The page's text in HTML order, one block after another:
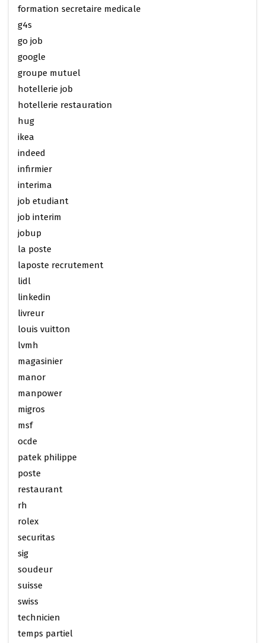
formation secretaire medicale
g4s
go job
google
groupe mutuel
hotellerie job
hotellerie restauration
hug
ikea
indeed
infirmier
interima
job etudiant
job interim
jobup
la poste
laposte recrutement
lidl
linkedin
livreur
louis vuitton
lvmh
magasinier
manor
manpower
migros
msf
ocde
patek philippe
poste
restaurant
rh
rolex
securitas
sig
soudeur
suisse
swiss
technicien
temps partiel